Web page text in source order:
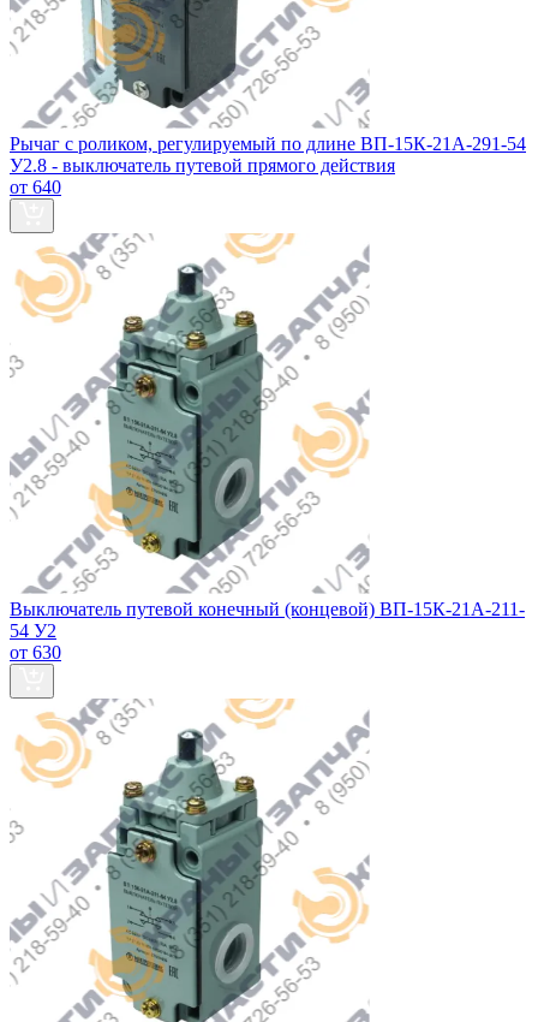
Рычаг с роликом, регулируемый по длине ВП-15К-21А-291-54
У2.8 - выключатель путевой прямого действия
от 640
Выключатель путевой конечный (концевой) ВП-15К-21А-211-
54 У2
от 630